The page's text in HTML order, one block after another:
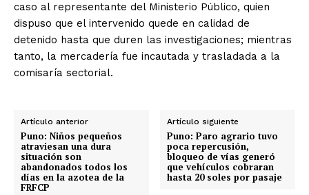
caso al representante del Ministerio Público, quien
dispuso que el intervenido quede en calidad de
detenido hasta que duren las investigaciones; mientras
tanto, la mercadería fue incautada y trasladada a la
comisaría sectorial.
Artículo anterior
Puno: Niños pequeños
atraviesan una dura
situación son
abandonados todos los
días en la azotea de la
FRFCP
Artículo siguiente
Puno: Paro agrario tuvo
poca repercusión,
bloqueo de vías generó
que vehículos cobraran
hasta 20 soles por pasaje